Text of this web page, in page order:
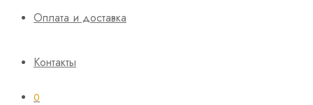
Оплата и доставка
Контакты
0